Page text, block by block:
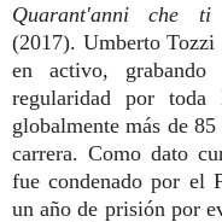
Quarant'anni che ti
(2017). Umberto Tozzi
en activo,
regularidad por toda
globalmente más de
carrera. Como dato
fue condenado por el
un año de prisión por